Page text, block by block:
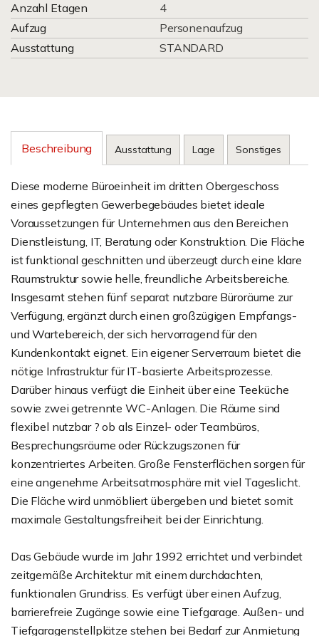
Anzahl Etagen
4
Aufzug
Personenaufzug
Ausstattung
STANDARD
Beschreibung Ausstattung Lage Sonstiges
Diese moderne Büroeinheit im dritten Obergeschoss
eines gepflegten Gewerbegebäudes bietet ideale
Voraussetzungen für Unternehmen aus den Bereichen
Dienstleistung, IT, Beratung oder Konstruktion. Die Fläche
ist funktional geschnitten und überzeugt durch eine klare
Raumstruktur sowie helle, freundliche Arbeitsbereiche.
Insgesamt stehen fünf separat nutzbare Büroräume zur
Verfügung, ergänzt durch einen großzügigen Empfangs-
und Wartebereich, der sich hervorragend für den
Kundenkontakt eignet. Ein eigener Serverraum bietet die
nötige Infrastruktur für IT-basierte Arbeitsprozesse.
Darüber hinaus verfügt die Einheit über eine Teeküche
sowie zwei getrennte WC-Anlagen. Die Räume sind
flexibel nutzbar ? ob als Einzel- oder Teambüros,
Besprechungsräume oder Rückzugszonen für
konzentriertes Arbeiten. Große Fensterflächen sorgen für
eine angenehme Arbeitsatmosphäre mit viel Tageslicht.
Die Fläche wird unmöbliert übergeben und bietet somit
maximale Gestaltungsfreiheit bei der Einrichtung.
Das Gebäude wurde im Jahr 1992 errichtet und verbindet
zeitgemäße Architektur mit einem durchdachten,
funktionalen Grundriss. Es verfügt über einen Aufzug,
barrierefreie Zugänge sowie eine Tiefgarage. Außen- und
Tiefgaragenstellplätze stehen bei Bedarf zur Anmietung